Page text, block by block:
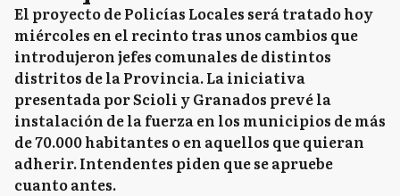
El proyecto de Policías Locales será tratado hoy
miércoles en el recinto tras unos cambios que
introdujeron jefes comunales de distintos
distritos de la Provincia. La iniciativa
presentada por Scioli y Granados prevé la
instalación de la fuerza en los municipios de más
de 70.000 habitantes o en aquellos que quieran
adherir. Intendentes piden que se apruebe
cuanto antes.